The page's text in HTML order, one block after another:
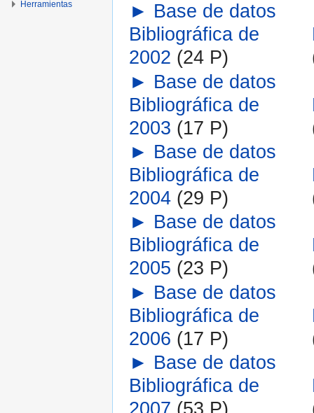
► Base de datos
Bibliográfica de
2002 (24 P)
► Base de datos
Bibliográfica de
2003 (17 P)
► Base de datos
Bibliográfica de
2004‎ (29 P)
► Base de datos
Bibliográfica de
2005 (23 P)
► Base de datos
Bibliográfica de
2006 (17 P)
► Base de datos
Bibliográfica de
2007 (53 P)
Herramientas